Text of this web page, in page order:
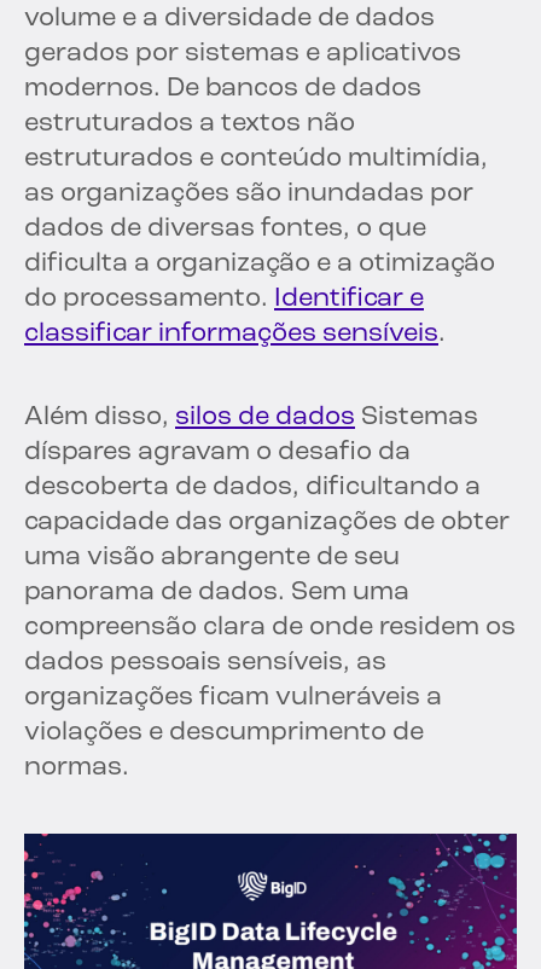
volume e a diversidade de dados
gerados por sistemas e aplicativos
modernos. De bancos de dados
estruturados a textos não
estruturados e conteúdo multimídia,
as organizações são inundadas por
dados de diversas fontes, o que
dificulta a organização e a otimização
do processamento. Identificar e
classificar informações sensíveis.
Além disso, silos de dados Sistemas
díspares agravam o desafio da
descoberta de dados, dificultando a
capacidade das organizações de obter
uma visão abrangente de seu
panorama de dados. Sem uma
compreensão clara de onde residem os
dados pessoais sensíveis, as
organizações ficam vulneráveis a
violações e descumprimento de
normas.